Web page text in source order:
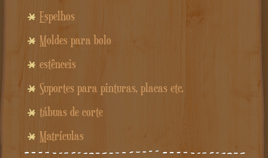
Espelhos
Moldes para bolo
estênceis
Suportes para pinturas, placas etc.
tábuas de corte
Matrículas